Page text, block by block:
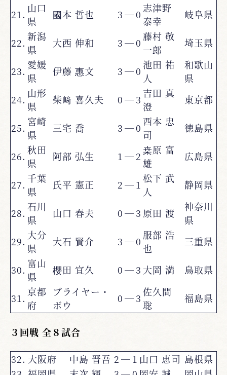
21. 山口
県
國本 哲也 3―0 志津野
泰幸
岐阜県
22. 新潟
県
大西 伸和 3―0 藤村 敬
一郎
埼玉県
23. 愛媛
県
伊藤 惠文 3―0 池田 祐
人
和歌山
県
24. 山形
県
柴﨑 喜久夫 0―3 吉田 真
澄
東京都
25. 宮崎
県
三宅 喬 3―0 西本 忠
司
徳島県
26. 秋田
県
阿部 弘生 1 ―2桒原 富
雄
広島県
27. 千葉
県
氏平 憲正 2―1 松下 武
人
静岡県
28. 石川
県
山口 春夫 0―3 原田 渡
神奈川
県
29. 大分
県
大石 賢介 3―0 服部 浩
也
三重県
30. 富山
県
櫻田 宜久 0―3 大岡 満 鳥取県
31. 京都
府
ブライヤー・
ボウ
0―3佐久間
聡
福島県
３回戦 全８試合
32. 大阪府 中島 晋吾 2―1 山口 恵司 島根県